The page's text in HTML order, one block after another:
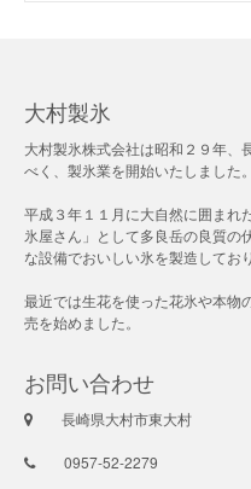
大村製氷
大村製氷株式会社は昭和２９年、
べく、製氷業を開始いたしました。
平成３年１１月に大自然に囲まれ
氷屋さん」として多良岳の良質の
な設備でおいしい氷を製造してお
最近では生花を使った花氷や本物
売を始めました。
お問い合わせ
長崎県大村市東大村
0957-52-2279